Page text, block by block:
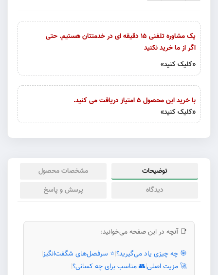
یک مشاوره تلفنی 15 دقیقه ای در خدمتتان هستیم. حتی
اگر از ما خرید نکنید
«کلیک کنید»
با خرید این محصول 5 امتیاز دریافت می کنید.
«کلیک کنید»
توضیحات
مشخصات محصول
دیدگاه
پرسش و پاسخ
📑 آنچه در این صفحه می‌خوانید:
🎯 چه چیزی یاد می‌گیرید؟|⭐ سرفصل‌های شگفت‌انگیز|
🚀 مزیت اصلی|👥 مناسب برای چه کسانی؟|